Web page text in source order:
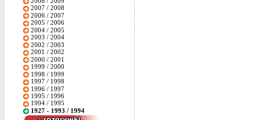
2007 / 2008
2006 / 2007
2005 / 2006
2004 / 2005
2003 / 2004
2002 / 2003
2001 / 2002
2000 / 2001
1999 / 2000
1998 / 1999
1997 / 1998
1996 / 1997
1995 / 1996
1994 / 1995
1927 - 1993 / 1994